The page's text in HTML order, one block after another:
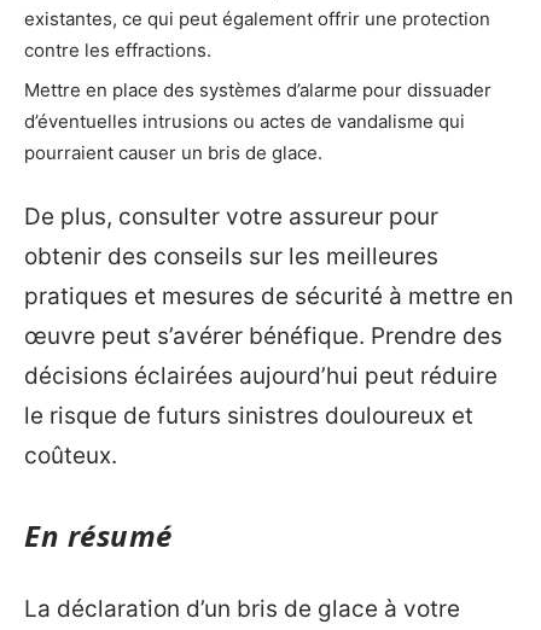
existantes, ce qui peut également offrir une protection
contre les effractions.
Mettre en place des systèmes d’alarme pour dissuader
d’éventuelles intrusions ou actes de vandalisme qui
pourraient causer un bris de glace.
De plus, consulter votre assureur pour
obtenir des conseils sur les meilleures
pratiques et mesures de sécurité à mettre en
œuvre peut s’avérer bénéfique. Prendre des
décisions éclairées aujourd’hui peut réduire
le risque de futurs sinistres douloureux et
coûteux.
En résumé
La déclaration d’un bris de glace à votre